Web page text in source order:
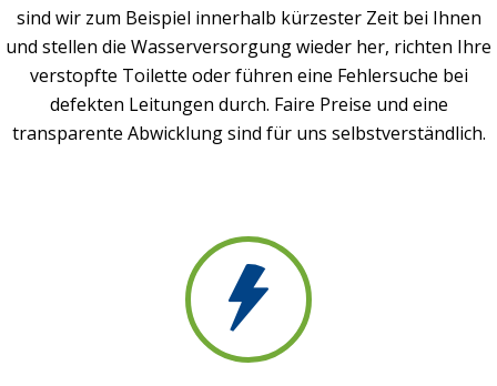
sind wir zum Beispiel innerhalb kürzester Zeit bei Ihnen
und stellen die Wasserversorgung wieder her, richten Ihre
verstopfte Toilette oder führen eine Fehlersuche bei
defekten Leitungen durch. Faire Preise und eine
transparente Abwicklung sind für uns selbstverständlich.